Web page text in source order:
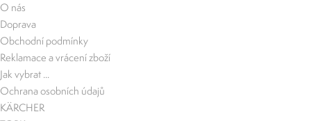
O nás
Doprava
Obchodní podmínky
Reklamace a vrácení zboží
Jak vybrat ...
Ochrana osobních údajů
KÄRCHER